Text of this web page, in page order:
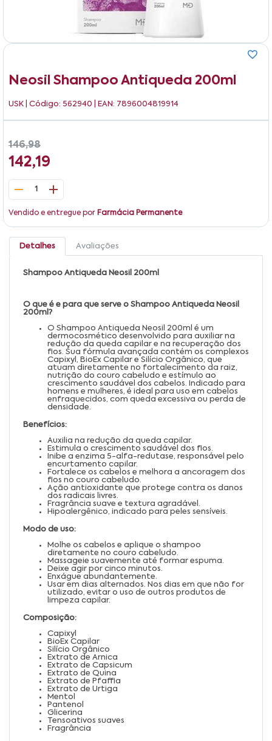
Neosil Shampoo Antiqueda 200ml
USK | Código: 562940 | EAN: 7896004819914
146,98
142,19
1
Vendido e entregue por Farmácia Permanente
Detalhes Avaliações
Shampoo Antiqueda Neosil 200ml
O que é e para que serve o Shampoo Antiqueda Neosil
200ml?
O Shampoo Antiqueda Neosil 200ml é um
dermocosmético desenvolvido para auxiliar na
redução da queda capilar e na recuperação dos
fios. Sua fórmula avançada contém os complexos
Capixyl, BioEx Capilar e Silício Orgânico, que
atuam diretamente no fortalecimento da raiz,
nutrição do couro cabeludo e estímulo ao
crescimento saudável dos cabelos. Indicado para
homens e mulheres, é ideal para uso em cabelos
enfraquecidos, com queda excessiva ou perda de
densidade.
Benefícios:
Auxilia na redução da queda capilar.
Estimula o crescimento saudável dos fios.
Inibe a enzima 5-alfa-redutase, responsável pelo
encurtamento capilar.
Fortalece os cabelos e melhora a ancoragem dos
fios no couro cabeludo.
Ação antioxidante que protege contra os danos
dos radicais livres.
Fragrância suave e textura agradável.
Hipoalergênico, indicado para peles sensíveis.
Modo de uso:
Molhe os cabelos e aplique o shampoo
diretamente no couro cabeludo.
Massageie suavemente até formar espuma.
Deixe agir por cinco minutos.
Enxágue abundantemente.
Usar em dias alternados. Nos dias em que não for
utilizado, evitar o uso de outros produtos de
limpeza capilar.
Composição:
Capixyl
BioEx Capilar
Silício Orgânico
Extrato de Arnica
Extrato de Capsicum
Extrato de Quina
Extrato de Pfaffia
Extrato de Urtiga
Mentol
Pantenol
Glicerina
Tensoativos suaves
Fragrância